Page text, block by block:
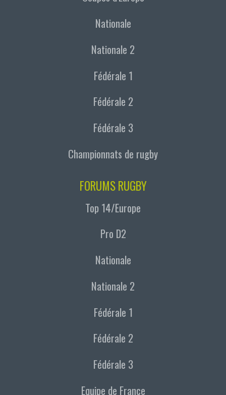
Nationale
Nationale 2
Fédérale 1
Fédérale 2
Fédérale 3
Championnats de rugby
FORUMS RUGBY
Top 14/Europe
Pro D2
Nationale
Nationale 2
Fédérale 1
Fédérale 2
Fédérale 3
Equipe de France